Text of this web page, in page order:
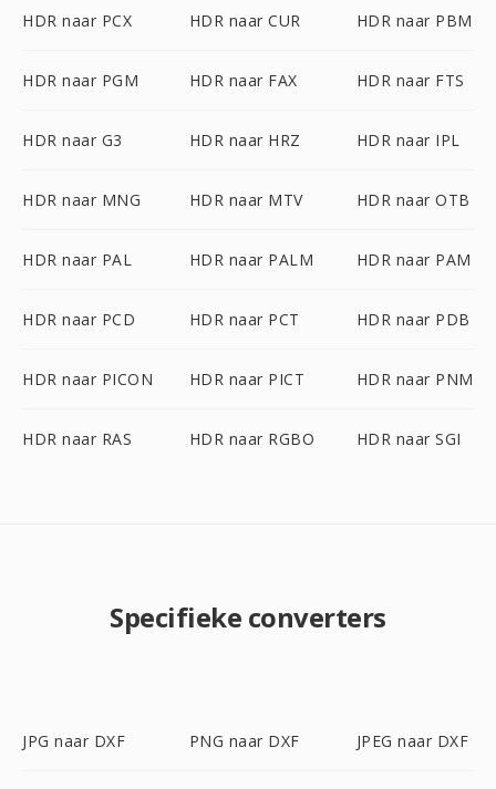
HDR naar PCX HDR naar CUR HDR naar PBM
HDR naar PGM HDR naar FAX HDR naar FTS
HDR naar G3 HDR naar HRZ HDR naar IPL
HDR naar MNG HDR naar MTV HDR naar OTB
HDR naar PAL HDR naar PALM HDR naar PAM
HDR naar PCD HDR naar PCT HDR naar PDB
HDR naar PICON HDR naar PICT HDR naar PNM
HDR naar RAS HDR naar RGBO HDR naar SGI
Specifieke converters
JPG naar DXF PNG naar DXF JPEG naar DXF